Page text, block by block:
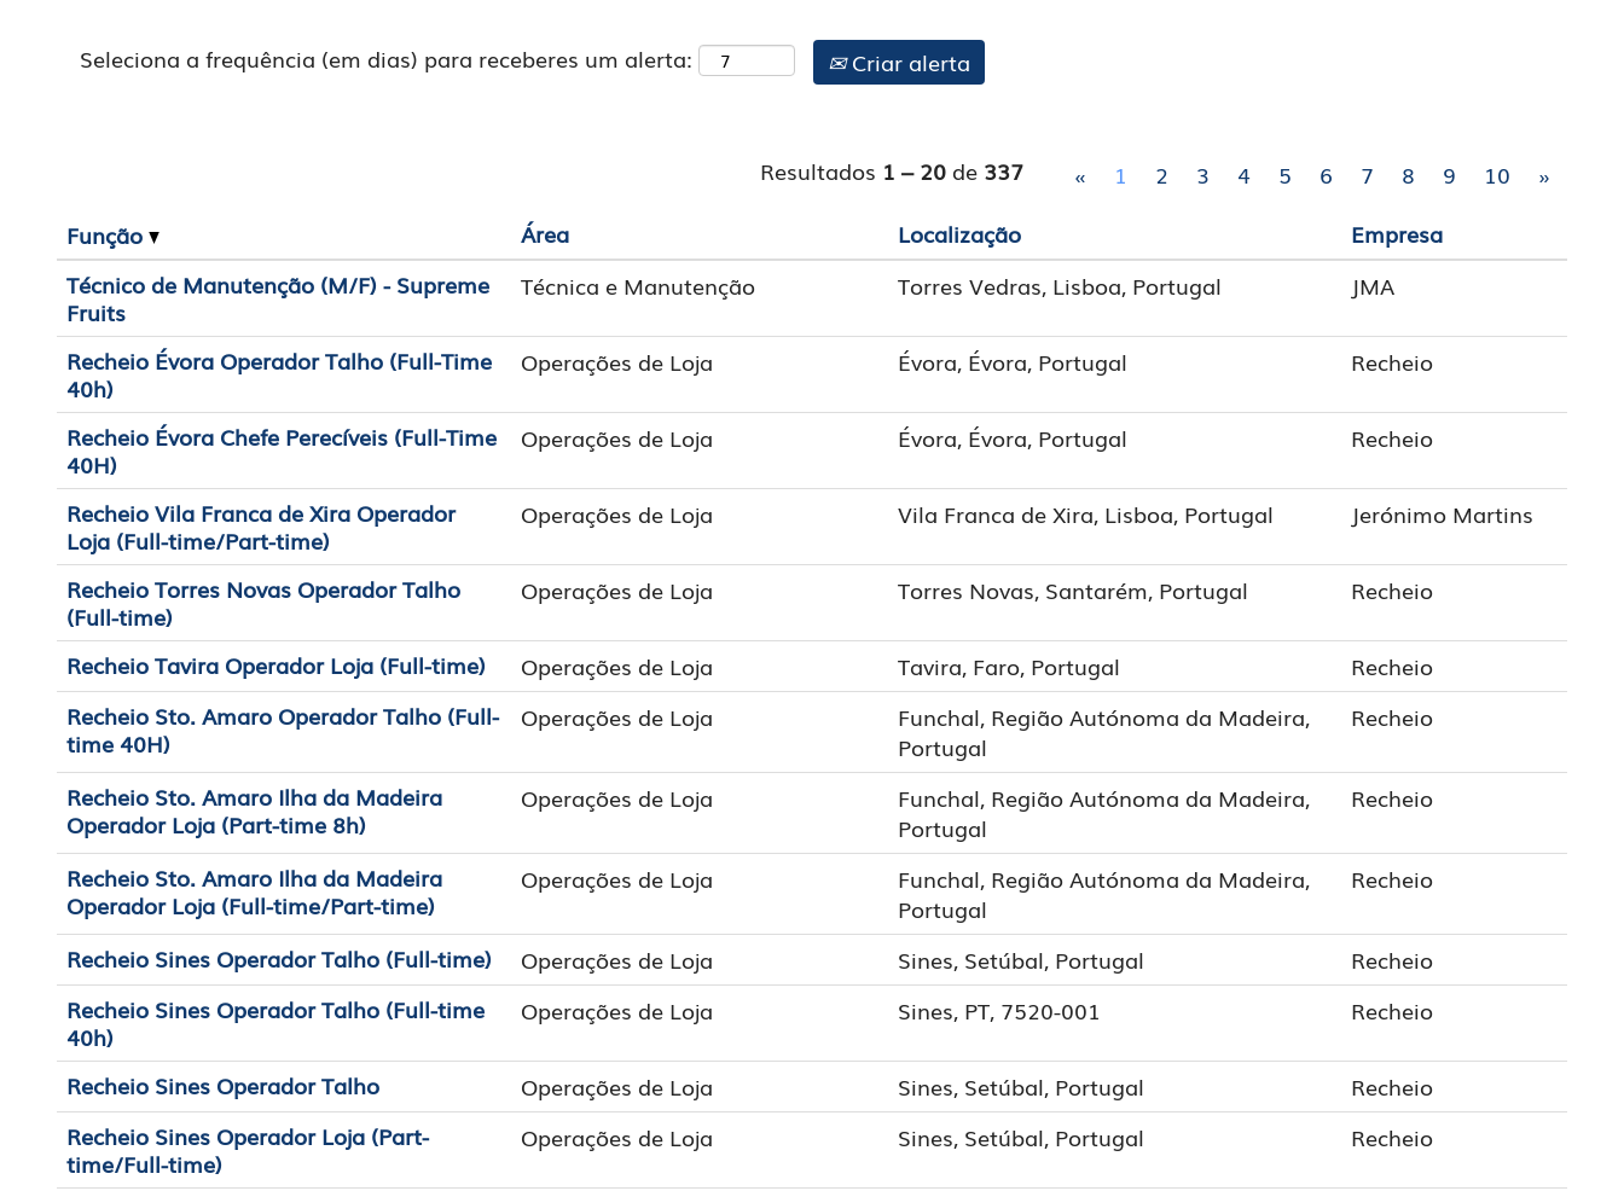
Seleciona a frequência (em dias) para receberes um alerta: Criar alerta
Resultados 1 – 20 de 337 « 1 2 3 4 5 6 7 8 9 10
»
Função
Área Localização
Empresa
Técnico de Manutenção (M/F) - Supreme
Fruits
Técnica e Manutenção Torres Vedras, Lisboa, Portugal JMA
Recheio Évora Operador Talho (Full-Time
40h)
Operações de Loja Évora, Évora, Portugal Recheio
Recheio Évora Chefe Perecíveis (Full-Time
40H)
Operações de Loja Évora, Évora, Portugal Recheio
Recheio Vila Franca de Xira Operador
Loja (Full-time/Part-time)
Operações de Loja Vila Franca de Xira, Lisboa, Portugal Jerónimo Martins
Recheio Torres Novas Operador Talho
(Full-time)
Operações de Loja Torres Novas, Santarém, Portugal Recheio
Recheio Tavira Operador Loja (Full-time) Operações de Loja Tavira, Faro, Portugal
Recheio
Recheio Sto. Amaro Operador Talho (Full-
time 40H)
Operações de Loja
Funchal, Região Autónoma da Madeira,
Portugal
Recheio
Recheio Sto. Amaro Ilha da Madeira
Operador Loja (Part-time 8h)
Operações de Loja
Funchal, Região Autónoma da Madeira,
Portugal
Recheio
Recheio Sto. Amaro Ilha da Madeira
Operador Loja (Full-time/Part-time)
Operações de Loja
Funchal, Região Autónoma da Madeira,
Portugal
Recheio
Recheio Sines Operador Talho (Full-time) Operações de Loja Sines, Setúbal, Portugal
Recheio
Recheio Sines Operador Talho (Full-time
40h)
Operações de Loja Sines, PT, 7520-001 Recheio
Recheio Sines Operador Talho Operações de Loja Sines, Setúbal, Portugal
Recheio
Recheio Sines Operador Loja (Part-
time/Full-time)
Operações de Loja Sines, Setúbal, Portugal Recheio